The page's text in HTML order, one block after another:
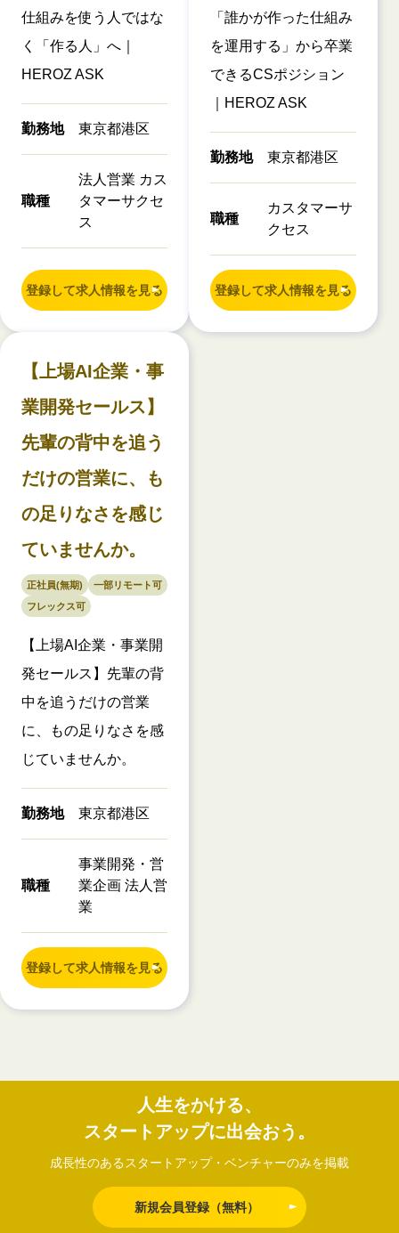
仕組みを使う人ではな
く「作る人」へ｜
HEROZ ASK
勤務地 東京都港区
職種
法人営業 カス
タマーサクセ
ス
登録して求人情報を見る
「誰かが作った仕組み
を運用する」から卒業
できるCSポジション
｜HEROZ ASK
勤務地 東京都港区
職種
カスタマーサ
クセス
登録して求人情報を見る
【上場AI企業・事
業開発セールス】
先輩の背中を追う
だけの営業に、も
の足りなさを感じ
ていませんか。
正社員(無期)
一部リモート可
フレックス可
【上場AI企業・事業開
発セールス】先輩の背
中を追うだけの営業
に、もの足りなさを感
じていませんか。
勤務地 東京都港区
職種
事業開発・営
業企画 法人営
業
登録して求人情報を見る
人生をかける、
スタートアップに出会おう。
成長性のあるスタートアップ・ベンチャーのみを掲載
新規会員登録（無料）